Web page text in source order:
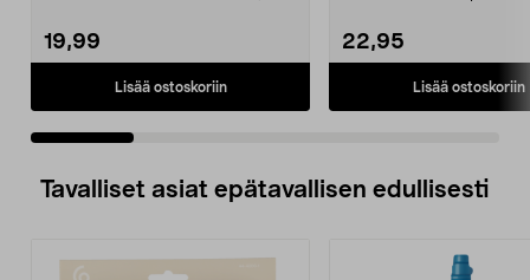
19,99
Lisää ostoskoriin
22,95
Lisää ostoskoriin
Tavalliset asiat epätavallisen edullisesti